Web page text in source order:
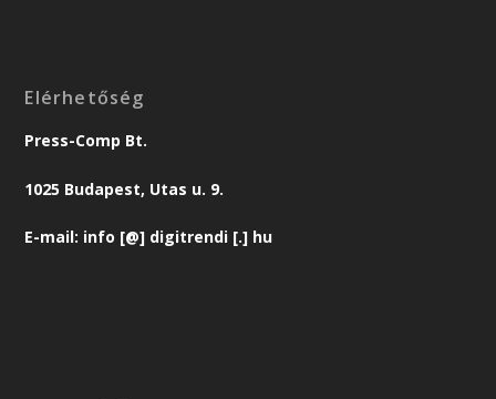
Elérhetőség
Press-Comp Bt.
1025 Budapest, Utas u. 9.
E-mail: info [@] digitrendi [.] hu